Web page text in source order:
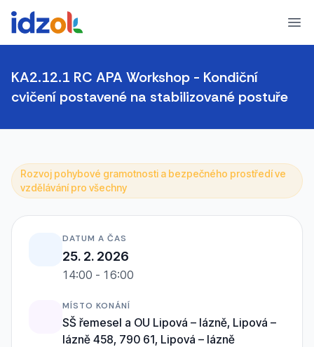
KA2.12.1 RC APA Workshop - Kondiční
cvičení postavené na stabilizované postuře
Rozvoj pohybové gramotnosti a bezpečného prostředí ve
vzdělávání pro všechny
DATUM A ČAS
25. 2. 2026
14:00 - 16:00
MÍSTO KONÁNÍ
SŠ řemesel a OU Lipová – lázně, Lipová –
lázně 458, 790 61, Lipová – lázně